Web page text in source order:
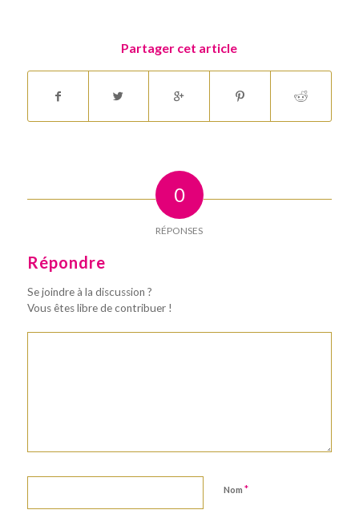
Partager cet article
0
RÉPONSES
Répondre
Se joindre à la discussion ?
Vous êtes libre de contribuer !
Nom *